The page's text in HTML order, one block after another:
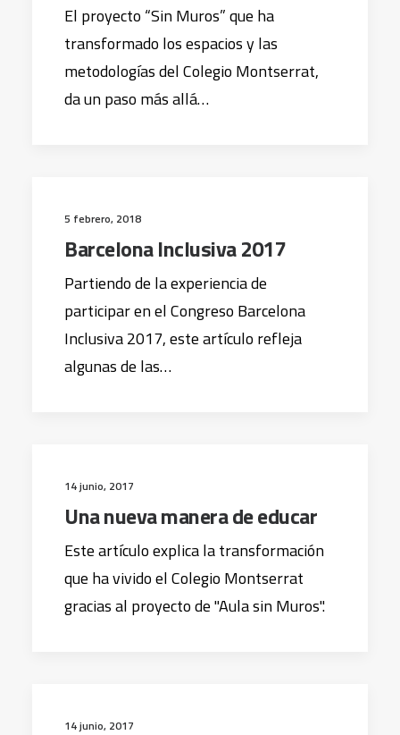
El proyecto “Sin Muros” que ha
transformado los espacios y las
metodologías del Colegio Montserrat,
da un paso más allá…
5 febrero, 2018
Barcelona Inclusiva 2017
Partiendo de la experiencia de
participar en el Congreso Barcelona
Inclusiva 2017, este artículo refleja
algunas de las…
14 junio, 2017
Una nueva manera de educar
Este artículo explica la transformación
que ha vivido el Colegio Montserrat
gracias al proyecto de "Aula sin Muros".
14 junio, 2017